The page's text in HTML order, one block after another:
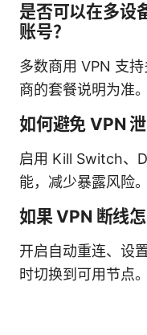
是否可以在多设
账号？
多数商用 VPN 支
商的套餐说明为准。
如何避免 VPN 泄
启用 Kill Switch、
能，减少暴露风险。
如果 VPN 断线怎
开启自动重连、设
时切换到可用节点。